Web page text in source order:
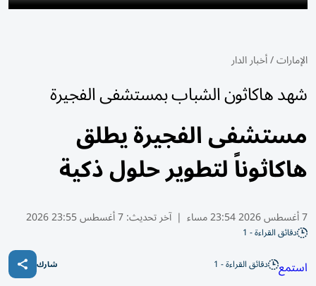
الإمارات/أخبار الدار
شهد هاكاثون الشباب بمستشفى الفجيرة
مستشفى الفجيرة يطلق
هاكاثوناً لتطوير حلول ذكية
7 أغسطس 2026 23:54 مساء | آخر تحديث:7 أغسطس 23:55 2026
دقائق القراءة - 1
استمع دقائق القراءة - 1 شارك